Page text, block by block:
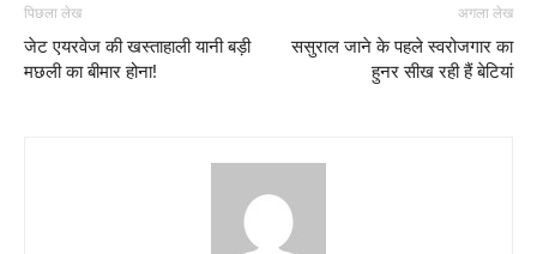
पिछला लेख
जेट एयरवेज की खस्ताहाली यानी बड़ी
मछली का बीमार होना!
अगला लेख
ससुराल जाने के पहले स्वरोजगार का
हुनर सीख रही हैं बेटियां